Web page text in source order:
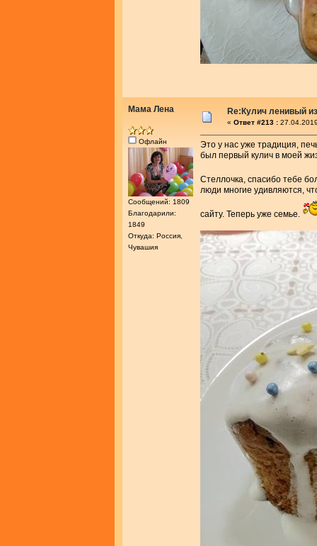
Мама Лена
Офлайн
Сообщений: 1809
Благодарили:
1849
Откуда: Россия,
Чувашия
Re:Кулич ленивый
« Ответ #213 :
Это у нас уже традиция,
был первый кулич в моей
Стеллочка, спасибо тебе
люди многие удивляются,
сайту. Теперь уже семье.